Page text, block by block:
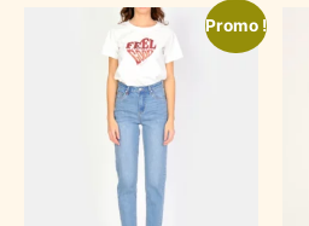
Promo !